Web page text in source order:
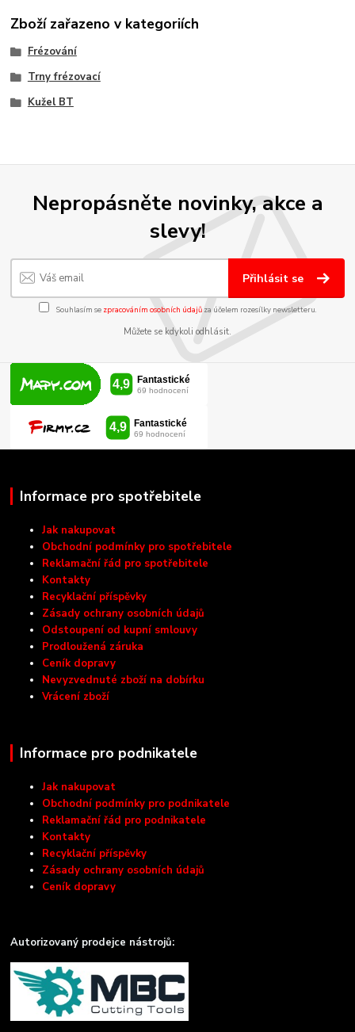
Zboží zařazeno v kategoriích
Frézování
Trny frézovací
Kužel BT
Nepropásněte novinky, akce a
slevy!
Přihlásit se
Souhlasím se zpracováním osobních údajůza účelem rozesílky newsletteru.
Můžete se kdykoli odhlásit.
Informace pro spotřebitele
Jak nakupovat
Obchodní podmínky pro spotřebitele
Reklamační řád pro spotřebitele
Kontakty
Recyklační příspěvky
Zásady ochrany osobních údajů
Odstoupení od kupní smlouvy
Prodloužená záruka
Ceník dopravy
Nevyzvednuté zboží na dobírku
Vrácení zboží
Informace pro podnikatele
Jak nakupovat
Obchodní podmínky pro podnikatele
Reklamační řád pro podnikatele
Kontakty
Recyklační příspěvky
Zásady ochrany osobních údajů
Ceník dopravy
Autorizovaný prodejce nástrojů: